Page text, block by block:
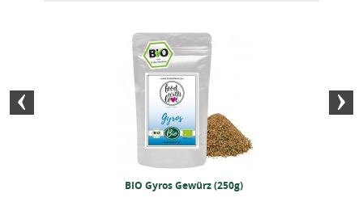
BIO Gyros Gewürz (250g)